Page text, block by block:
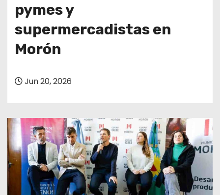
pymes y
supermercadistas en
Morón
Jun 20, 2026